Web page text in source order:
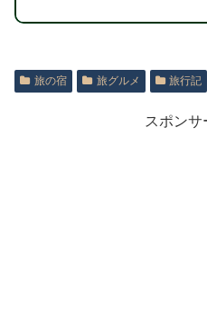
旅の宿 旅グルメ 旅行記
スポンサ